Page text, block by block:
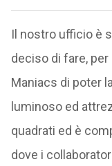
Il nostro ufficio è
deciso di fare,
Maniacs di poter
luminoso ed
quadrati ed è
dove i